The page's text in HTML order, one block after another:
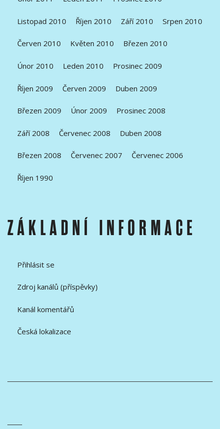
Listopad 2010 Říjen 2010 Září 2010 Srpen 2010
Červen 2010 Květen 2010 Březen 2010
Únor 2010 Leden 2010 Prosinec 2009
Říjen 2009 Červen 2009 Duben 2009
Březen 2009 Únor 2009 Prosinec 2008
Září 2008 Červenec 2008 Duben 2008
Březen 2008 Červenec 2007 Červenec 2006
Říjen 1990
ZÁKLADNÍ INFORMACE
Přihlásit se
Zdroj kanálů (příspěvky)
Kanál komentářů
Česká lokalizace